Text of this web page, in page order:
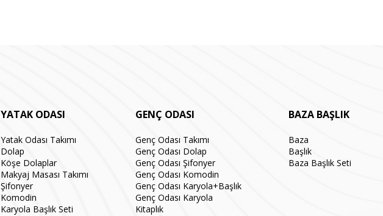
YATAK ODASI
Yatak Odası Takımı
Dolap
Köşe Dolaplar
Makyaj Masası Takımı
Şifonyer
Komodin
Karyola Başlık Seti
GENÇ ODASI
Genç Odası Takımı
Genç Odası Dolap
Genç Odası Şifonyer
Genç Odası Komodin
Genç Odası Karyola+Başlık
Genç Odası Karyola
Kitaplık
BAZA BAŞLIK
Baza
Başlık
Baza Başlık Seti